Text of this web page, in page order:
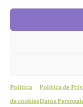
Política
de cookies
Política de
DatosHISTORIAS